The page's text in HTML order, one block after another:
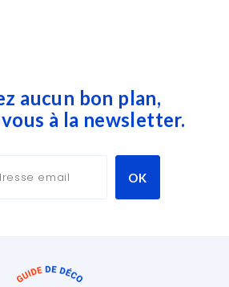
aucun bon plan,
à la newsletter.